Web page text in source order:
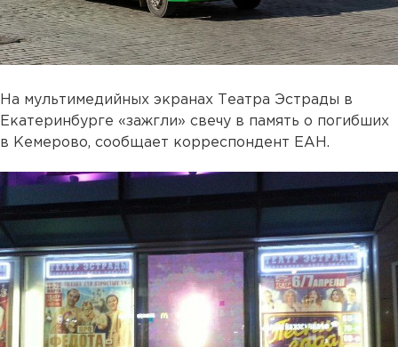
На мультимедийных экранах Театра Эстрады в
Екатеринбурге «зажгли» свечу в память о погибших
в Кемерово, сообщает корреспондент ЕАН.